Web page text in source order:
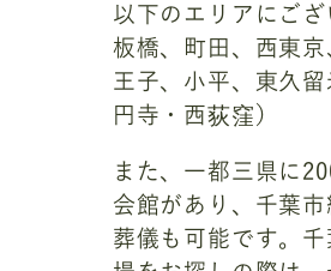
以下のエリアにござ
板橋、町田、西東
王子、小平、東久
円寺・西荻窪）
また、一都三県に
会館があり、千葉
葬儀も可能です。